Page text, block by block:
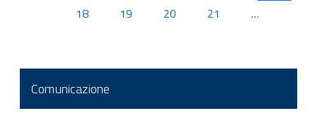
18
19 20 21 …
Comunicazione